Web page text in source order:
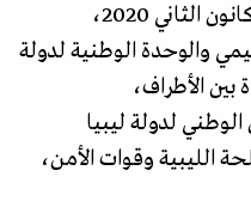
التركية رقم 1238 بتاريخ 2 يناير/كانون الثاني 2020،
والوحدة الوطنية لدولة
بين الأطراف،
لدولة ليبيا
الليبية وقوات الأمن،